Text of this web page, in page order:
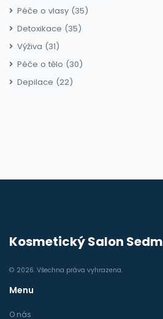
Péče o vlasy (35)
Detoxikace (35)
Výživa (31)
Péče o tělo (30)
Depilace (22)
Kosmetický Salon Sedm
© 2026. Všechna práva vyhrazena.
Menu
O nás